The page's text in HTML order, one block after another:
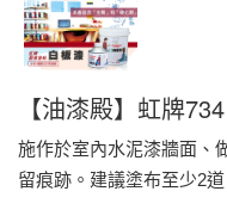
【油漆殿】虹牌
施作於室內水泥漆牆面、
留痕跡。建議塗布至少2